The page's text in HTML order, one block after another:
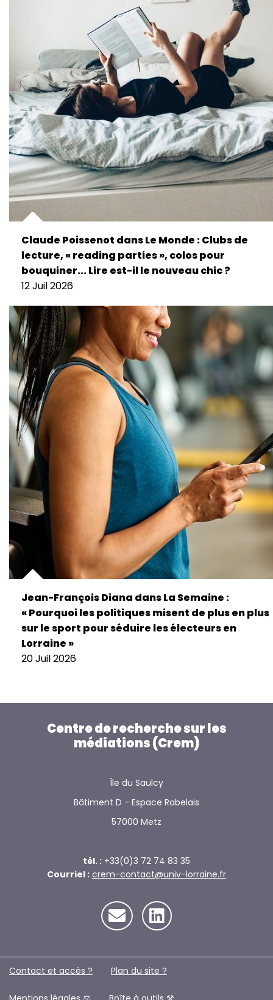
Claude Poissenot dans Le Monde : Clubs de
lecture, « reading parties », colos pour
bouquiner... Lire est-il le nouveau chic ?
12 Juil 2026
Jean-François Diana dans La Semaine :
« Pourquoi les politiques misent de plus en plus
sur le sport pour séduire les électeurs en
Lorraine »
20 Juil 2026
Centre de recherche sur les
médiations (Crem)
Île du Saulcy
Bâtiment D - Espace Rabelais
57000 Metz
tél. : +33(0)3 72 74 83 35
Courriel : crem-contact@univ-lorraine.fr
Contact et accès ? Plan du site ?️